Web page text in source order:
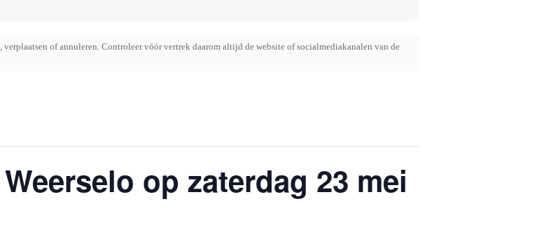
of annuleren. Controleer vóór vertrek daarom altijd de website of socialmediakanalen van de
op zaterdag 23 mei